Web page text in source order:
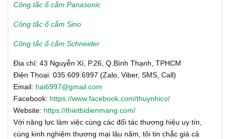
Công tắc ổ cắm Panasonic
Công tắc ổ cắm Sino
Công tắc ổ cắm Schneider
Địa chỉ: 43 Nguyễn Xí, P.26, Q.Bình Thạnh, TPHCM
Điện Thoại: 035.609.6997 (Zalo, Viber, SMS, Call)
Email: hai6997@gmail.com
Facebook: https://www.facebook.com/thuynhico/
Website: https://thietbidienmang.com/
Với năng lực làm việc cùng các đối tác thương hiệu uy tín,
cùng kinh nghiệm thương mại lâu năm, tôi tin chắc giá cả